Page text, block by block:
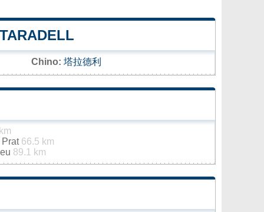
Chino: 塔拉德利
Prat 66.5 km
89.1 km